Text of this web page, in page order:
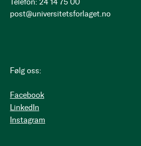
post@universitetsforlaget.no
Følg oss:
Facebook
LinkedIn
Instagram